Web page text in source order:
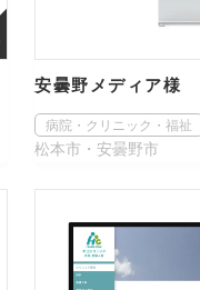
安曇野メディア様
病院・クリニック・福祉
松本市・安曇野市